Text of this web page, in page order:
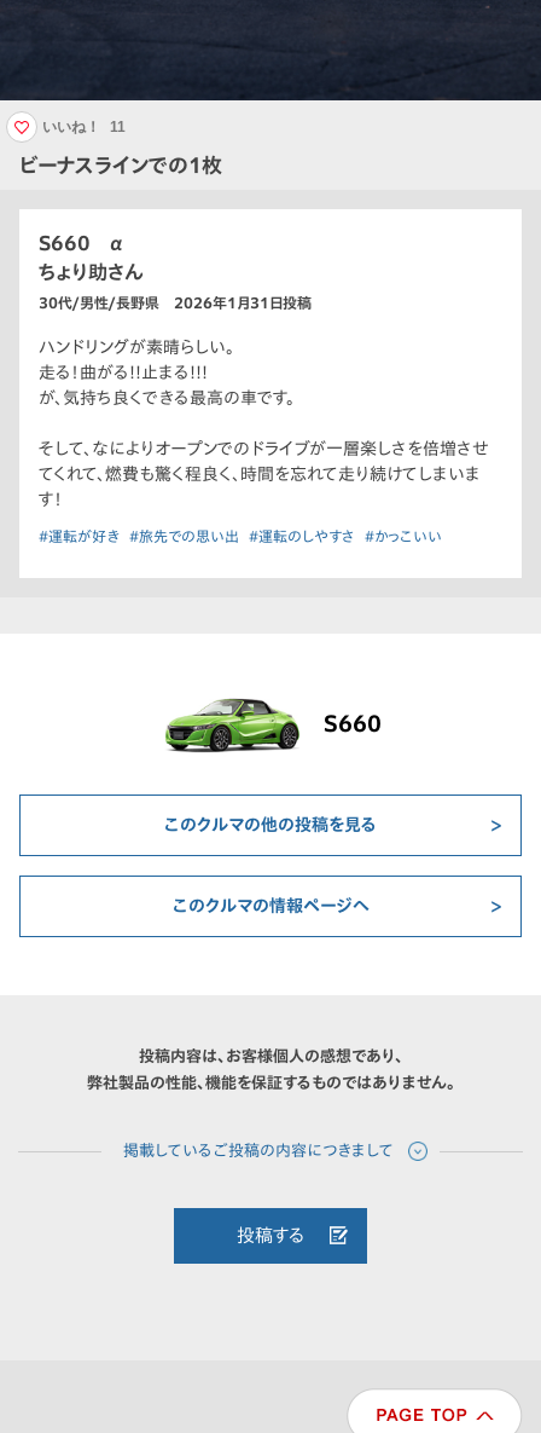
ビーナスラインでの1枚
いいね！ 11
S660 α
ちょり助さん
30代/男性/長野県 2026年1月31日投稿
ハンドリングが素晴らしい。
走る！曲がる!!止まる!!!
が、気持ち良くできる最高の車です。
そして、なによりオープンでのドライブが一層楽しさを倍増させ
てくれて、燃費も驚く程良く、時間を忘れて走り続けてしまいま
す！
#運転が好き #旅先での思い出 #運転のしやすさ #かっこいい
S660
このクルマの他の投稿を見る
このクルマの情報ページへ
投稿内容は、お客様個人の感想であり、
弊社製品の性能、機能を保証するものではありません。
投稿する